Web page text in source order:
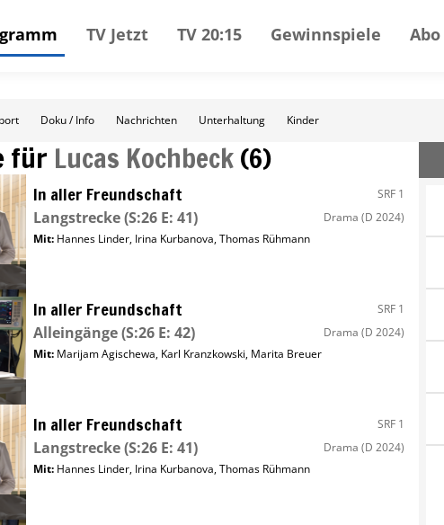
TV Jetzt TV 20:15 Gewinnspiele Abo
Doku / Info Nachrichten Unterhaltung Kinder
für Lucas Kochbeck(6)
In aller Freundschaft SRF 1
Langstrecke(S:26 E: 41) Drama (D 2024)
Mit: Hannes Linder, Irina Kurbanova,Thomas Rühmann
In aller Freundschaft SRF 1
Alleingänge(S:26 E: 42) Drama (D 2024)
Mit: Marijam Agischewa, Karl Kranzkowski, Marita Breuer
In aller Freundschaft SRF 1
Langstrecke(S:26 E: 41) Drama (D 2024)
Mit: Hannes Linder, Irina Kurbanova,Thomas Rühmann